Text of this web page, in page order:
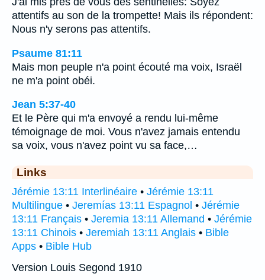
attentifs au son de la trompette! Mais ils répondent:
Nous n'y serons pas attentifs.
Psaume 81:11
Mais mon peuple n'a point écouté ma voix, Israël
ne m'a point obéi.
Jean 5:37-40
Et le Père qui m'a envoyé a rendu lui-même
témoignage de moi. Vous n'avez jamais entendu
sa voix, vous n'avez point vu sa face,…
Links
Jérémie 13:11 Interlinéaire • Jérémie 13:11
Multilingue • Jeremías 13:11 Espagnol • Jérémie
13:11 Français • Jeremia 13:11 Allemand • Jérémie
13:11 Chinois • Jeremiah 13:11 Anglais • Bible
Apps • Bible Hub
Version Louis Segond 1910